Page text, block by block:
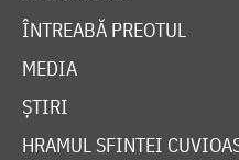
ÎNTREABĂ PREOTUL
MEDIA
ȘTIRI
HRAMUL SFINTEI